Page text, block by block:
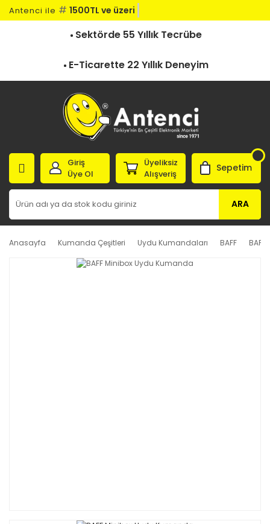
Antenci ile # 1500TL ve üzeri kar
Sektörde 55 Yıllık Tecrübe
E-Ticarette 22 Yıllık Deneyim
ARA
Giriş
Üye Ol
Üyeliksiz
Alışveriş
Sepetim
Anasayfa Kumanda Çeşitleri Uydu Kumandaları BAFF